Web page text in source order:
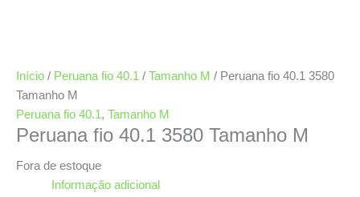
Início / Peruana fio 40.1 / Tamanho M / Peruana fio 40.1 3580
Tamanho M
Peruana fio 40.1 , Tamanho M
Peruana fio 40.1 3580 Tamanho M
Fora de estoque
Informação adicional